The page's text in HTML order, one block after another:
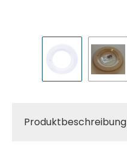
Produktbeschreibung